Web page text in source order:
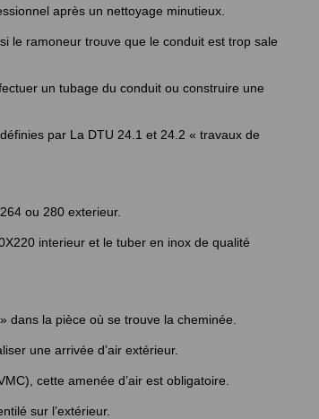
après un nettoyage minutieux.
le ramoneur trouve que le conduit est trop sale
un tubage du conduit ou construire une
par La DTU 24.1 et 24.2 « travaux de
ou 280 exterieur.
interieur et le tuber en inox de qualité
dans la pièce où se trouve la cheminée.
une arrivée d’air extérieur.
cette amenée d’air est obligatoire.
sur l’extérieur.